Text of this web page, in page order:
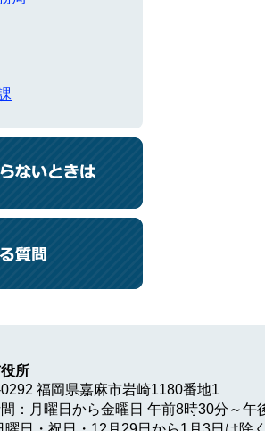
所
福岡県嘉麻市岩崎1180番地1
：月曜日から金曜日 午前8時30分～午